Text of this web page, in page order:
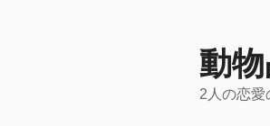
動
2人の恋愛